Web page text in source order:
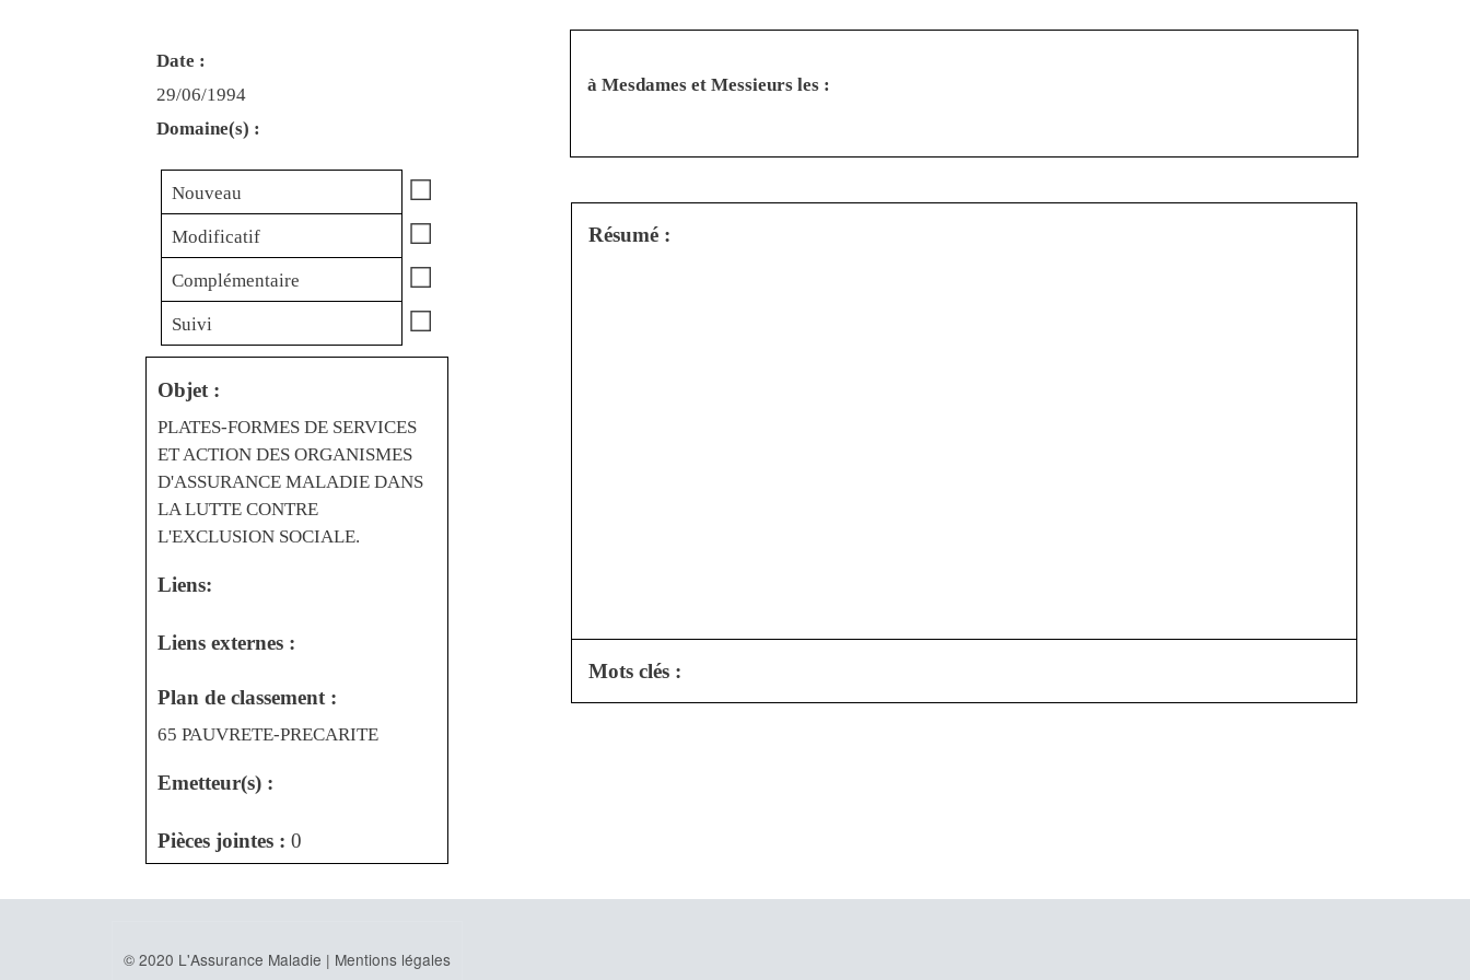
Date :
29/06/1994
Domaine(s) :
à Mesdames et Messieurs les :
Nouveau ☐
Modificatif ☐
Complémentaire ☐
Suivi ☐
Objet :
PLATES-FORMES DE SERVICES
ET ACTION DES ORGANISMES
D'ASSURANCE MALADIE DANS
LA LUTTE CONTRE
L'EXCLUSION SOCIALE.
Liens:
Liens externes :
Plan de classement :
65 PAUVRETE-PRECARITE
Emetteur(s) :
Pièces jointes : 0
Résumé :
Mots clés :
© 2020 L'Assurance Maladie | Mentions légales